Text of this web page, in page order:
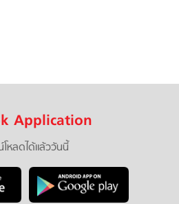
Application
หลดได้แล้ววันนี้